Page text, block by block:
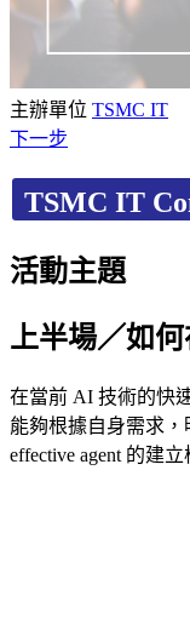
主辦單位 TSMC IT
下一步
TSMC IT
活動主題
上半場／如
在當前 AI 技術的快
能夠根據自身需求
effective agent 的建立